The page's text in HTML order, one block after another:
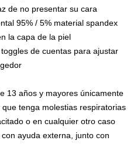
de no presentar su cara
95% / 5% material spandex
la capa de la piel
de cuentas para ajustar
13 años y mayores únicamente
tenga molestias respiratorias
o en cualquier otro caso
ayuda externa, junto con